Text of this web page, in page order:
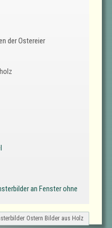
der Ostereier
an Fenster ohne
Ostern Bilder aus Holz